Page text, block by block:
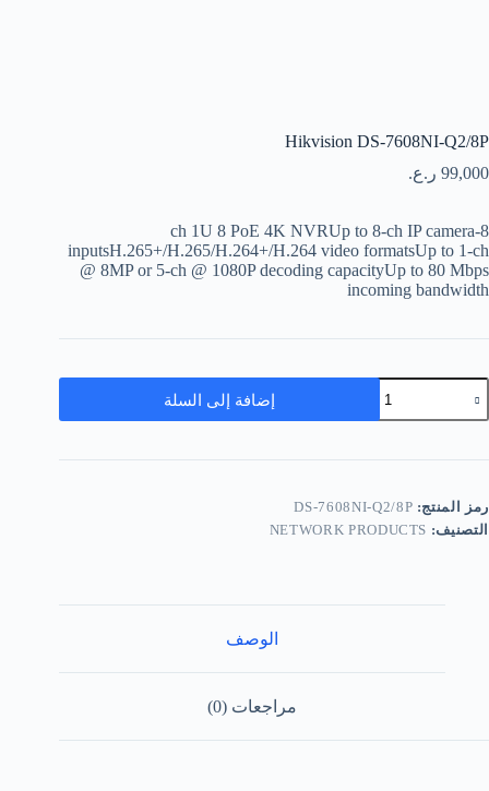
Hikvision DS-7608NI-Q2/8P
99,000 ر.ع.
8-ch 1U 8 PoE 4K NVRUp to 8-ch IP camera
inputsH.265+/H.265/H.264+/H.264 video formatsUp to 1-ch
@ 8MP or 5-ch @ 1080P decoding capacityUp to 80 Mbps
incoming bandwidth
إضافة إلى السلة
رمز المنتج: DS-7608NI-Q2/8P
التصنيف: NETWORK PRODUCTS
الوصف
مراجعات (0)